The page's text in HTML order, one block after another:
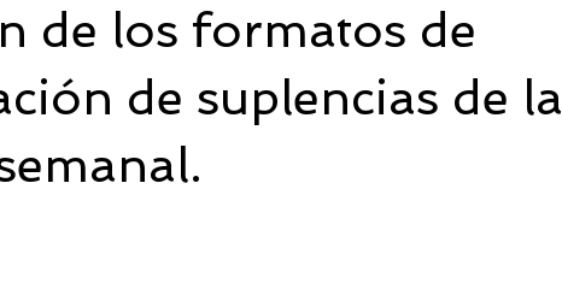
de los formatos de
de suplencias de la